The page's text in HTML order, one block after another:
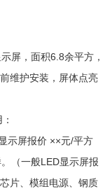
屏，面积6.8余平方，
维护安装，屏体点亮
示屏报价 ××元/平方
（一般LED显示屏报
片、模组电源、钢质